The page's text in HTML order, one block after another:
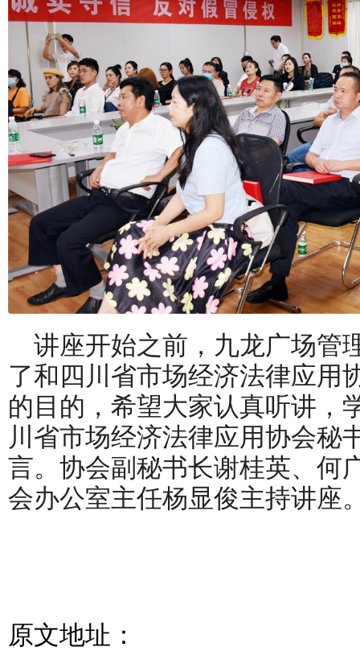
讲座开始之前，九龙广场管
了和四川省市场经济法律应用
的目的，希望大家认真听讲，
川省市场经济法律应用协会秘
言。协会副秘书长谢桂英、何
会办公室主任杨显俊主持讲座
原文地址：